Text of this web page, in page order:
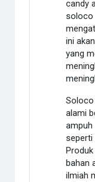
candy
soloco
ini
yang
alami
ampuh
seperti
bahan
ilmiah